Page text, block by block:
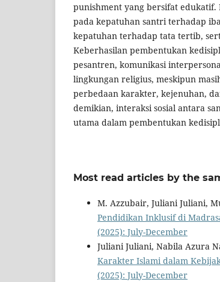
punishment yang bersifat
pada kepatuhan santri terhadap
kepatuhan terhadap tata tertib,
Keberhasilan pembentukan
pesantren, komunikasi
lingkungan religius, meskipun
perbedaan karakter, kejenuhan,
demikian, interaksi sosial antara
utama dalam pembentukan
Most read articles by the
M. Azzubair, Juliani Juliani,
Pendidikan Inklusif di
(2025): July-December
Juliani Juliani, Nabila Azura
Karakter Islami dalam
(2025): July-December